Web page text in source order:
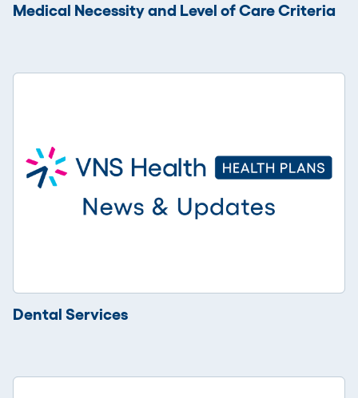
Medical Necessity and Level of Care Criteria
Dental Services